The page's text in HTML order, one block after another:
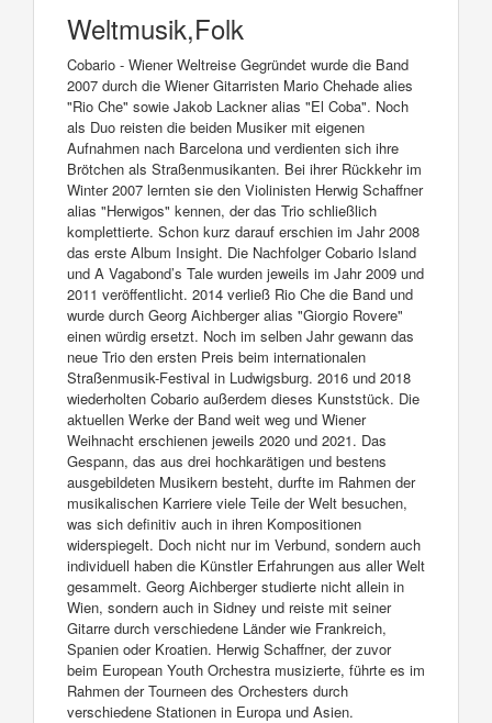
Weltmusik,Folk
Cobario - Wiener Weltreise Gegründet wurde die Band
2007 durch die Wiener Gitarristen Mario Chehade alies
"Rio Che" sowie Jakob Lackner alias "El Coba". Noch
als Duo reisten die beiden Musiker mit eigenen
Aufnahmen nach Barcelona und verdienten sich ihre
Brötchen als Straßenmusikanten. Bei ihrer Rückkehr im
Winter 2007 lernten sie den Violinisten Herwig Schaffner
alias "Herwigos" kennen, der das Trio schließlich
komplettierte. Schon kurz darauf erschien im Jahr 2008
das erste Album Insight. Die Nachfolger Cobario Island
und A Vagabond’s Tale wurden jeweils im Jahr 2009 und
2011 veröffentlicht. 2014 verließ Rio Che die Band und
wurde durch Georg Aichberger alias "Giorgio Rovere"
einen würdig ersetzt. Noch im selben Jahr gewann das
neue Trio den ersten Preis beim internationalen
Straßenmusik-Festival in Ludwigsburg. 2016 und 2018
wiederholten Cobario außerdem dieses Kunststück. Die
aktuellen Werke der Band weit weg und Wiener
Weihnacht erschienen jeweils 2020 und 2021. Das
Gespann, das aus drei hochkarätigen und bestens
ausgebildeten Musikern besteht, durfte im Rahmen der
musikalischen Karriere viele Teile der Welt besuchen,
was sich definitiv auch in ihren Kompositionen
widerspiegelt. Doch nicht nur im Verbund, sondern auch
individuell haben die Künstler Erfahrungen aus aller Welt
gesammelt. Georg Aichberger studierte nicht allein in
Wien, sondern auch in Sidney und reiste mit seiner
Gitarre durch verschiedene Länder wie Frankreich,
Spanien oder Kroatien. Herwig Schaffner, der zuvor
beim European Youth Orchestra musizierte, führte es im
Rahmen der Tourneen des Orchesters durch
verschiedene Stationen in Europa und Asien.